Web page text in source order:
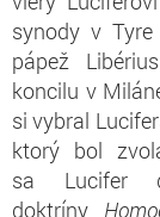
synody v
pápež
koncilu v
si vybral
ktorý bol
sa Lucifer
doktríny